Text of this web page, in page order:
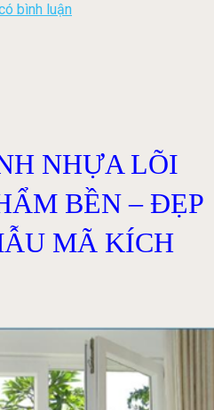
bình luận
NHỰA LÕI
BỀN – ĐẸP
MÃ KÍCH